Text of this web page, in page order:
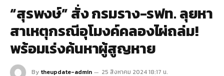
“สุรพงษ์” สั่ง กรมราง-รฟท. ลุยหา
สาเหตุกรณีอุโมงค์คลองไผ่ถล่ม!
พร้อมเร่งค้นหาผู้สูญหาย
By theupdate-admin
25 สิงหาคม 2024 18:17 น.